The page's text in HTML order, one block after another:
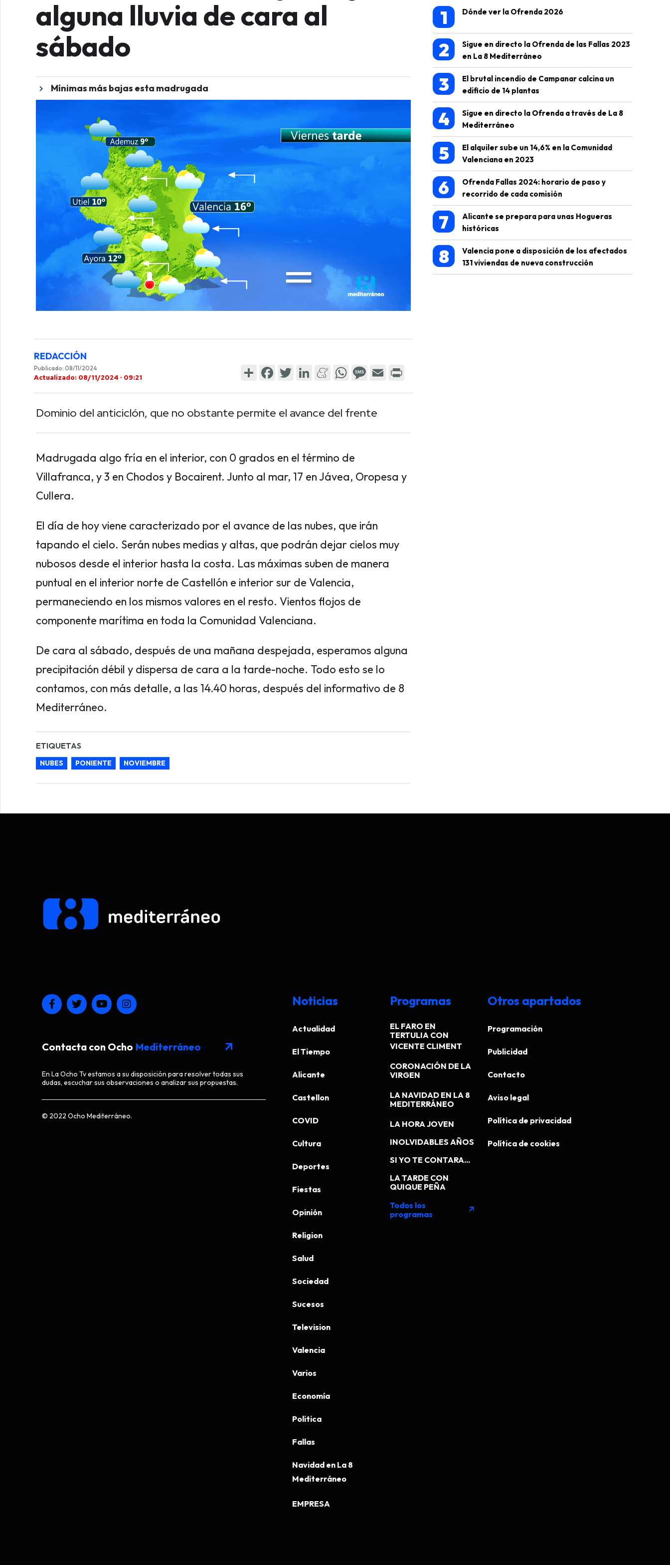
alguna lluvia de cara al
sábado
Mínimas más bajas esta madrugada
0
secondsVolume
REDACCIÓN
Publicado: 08/11/2024
Actualizado: 08/11/2024 · 09:21
ShareFacebook
TwitterLinkedInMeneame
WhatsApp
Message
Email
Dominio del anticiclón, que no obstante permite el avance del frente
Madrugada algo fría en el interior, con 0 grados en el término de
Villafranca, y 3 en Chodos y Bocairent. Junto al mar, 17 en Jávea, Oropesa y
Cullera.
El día de hoy viene caracterizado por el avance de las nubes, que irán
tapando el cielo. Serán nubes medias y altas, que podrán dejar cielos muy
nubosos desde el interior hasta la costa. Las máximas suben de manera
puntual en el interior norte de Castellón e interior sur de Valencia,
permaneciendo en los mismos valores en el resto. Vientos flojos de
componente marítima en toda la Comunidad Valenciana.
De cara al sábado, después de una mañana despejada, esperamos alguna
precipitación débil y dispersa de cara a la tarde-noche. Todo esto se lo
contamos, con más detalle, a las 14.40 horas, después del informativo de 8
Mediterráneo.
ETIQUETAS
NUBES PONIENTE NOVIEMBRE
1 Dónde ver la Ofrenda 2026
2
Sigue en directo la Ofrenda de las Fallas 2023
en La 8 Mediterráneo
3
El brutal incendio de Campanar calcina un
edificio de 14 plantas
4
Sigue en directo la Ofrenda a través de La 8
Mediterráneo
5
El alquiler sube un 14,6% en la Comunidad
Valenciana en 2023
6
Ofrenda Fallas 2024: horario de paso y
recorrido de cada comisión
7
Alicante se prepara para unas Hogueras
históricas
8
Valencia pone a disposición de los afectados
131 viviendas de nueva construcción
Contacta con Ocho Mediterráneo arrow_outward
En La Ocho Tv estamos a su disposición para resolver todas sus
dudas, escuchar sus observaciones o analizar sus propuestas.
© 2022 Ocho Mediterráneo.
Noticias
Actualidad
El Tiempo
Alicante
Castellon
COVID
Cultura
Deportes
Fiestas
Opinión
Religion
Salud
Sociedad
Sucesos
Television
Valencia
Varios
Economía
Politica
Fallas
Navidad en La 8
Mediterráneo
EMPRESA
Programas
EL FARO EN
TERTULIA CON
VICENTE CLIMENT
CORONACIÓN DE LA
VIRGEN
LA NAVIDAD EN LA 8
MEDITERRÁNEO
LA HORA JOVEN
INOLVIDABLES AÑOS
SI YO TE CONTARA...
LA TARDE CON
QUIQUE PEÑA
Todos los
programas
arrow_outward
Otros apartados
Programación
Publicidad
Contacto
Aviso legal
Política de privacidad
Política de cookies